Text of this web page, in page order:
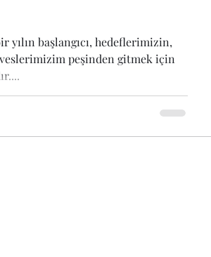
yılın başlangıcı, hedeflerimizin,
peşinden gitmek için